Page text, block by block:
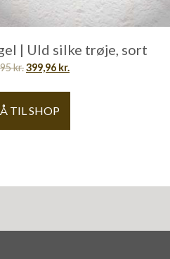
| Uld silke trøje, sort
kr.399,96 kr.
TIL SHOP